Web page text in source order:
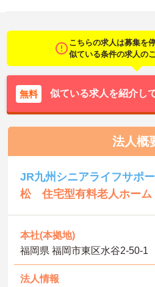
こちらの求人は募集を
似ている条件の求人の
無料 似ている求人を紹介し
法人概
JR九州シニアライフサポ
松 住宅型有料老人ホーム
本社(本拠地)
福岡県 福岡市東区水谷2‐50‐1
法人情報